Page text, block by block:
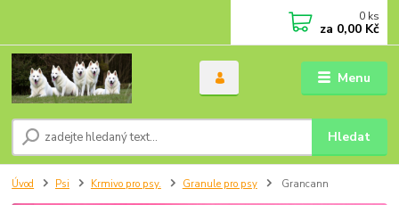
Menu
Hledat
0 ks
za 0,00 Kč
Úvod Psi Krmivo pro psy. Granule pro psy Grancann